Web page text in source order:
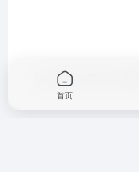
Copyright © 2026
首页